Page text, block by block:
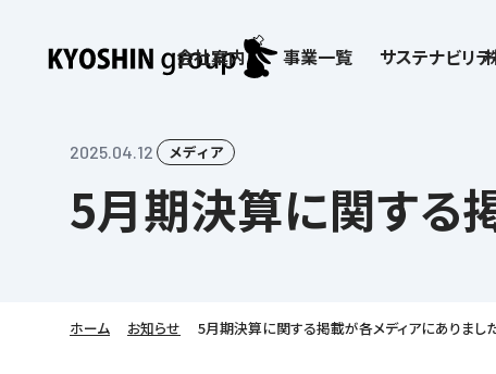
会社案内
会社案内
企業理念
教育理念
Company’s Profile
社歌
本社所在地
フランチャイズ事業
事業一覧
子どもたちの学びを支える
サステナビリテ
サステナビリティ
お客さま満足度向上の取り組み
労働環境向上の取り組み
価値創造の取り組み
社会貢献活動
株主・投資家向け情報
IR ニュース
株主・株式関連情報
ビジョン／経営方針
IRライブラリー
IRカレンダー
IRお問合せ
採用情報
京進リクルートInstagram
新卒採用情報
講師（アルバイト）募集
保育士事業 採用
2025.04.12 メディア
5月期決算に関する
ホーム お知らせ 5月期決算に関する掲載が各メディアにありまし